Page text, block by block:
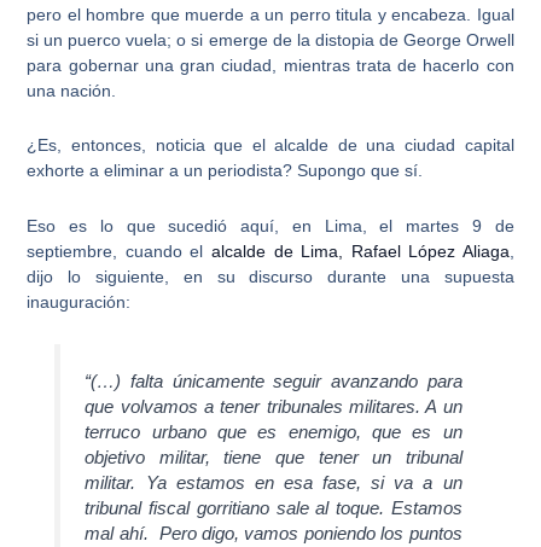
pero el hombre que muerde a un perro titula y encabeza. Igual
si un puerco vuela; o si emerge de la distopia de George Orwell
para gobernar una gran ciudad, mientras trata de hacerlo con
una nación.
¿Es, entonces, noticia que elalcalde de una ciudad capital
exhorte a eliminar a un periodista? Supongo que sí.
Eso es lo que sucedió aquí, en Lima, el martes 9 de
septiembre, cuando el alcalde de Lima, Rafael López Aliaga
dijo lo siguiente, en su discurso durante una supuesta
inauguración:
“(…) falta únicamente seguir avanzando para
que volvamos a tener tribunales militares. A un
terruco urbano que es enemigo, que es un
objetivo militar, tiene que tener un tribunal
militar. Ya estamos en esa fase, si va a un
tribunal fiscal gorritiano sale al toque. Estamos
mal ahí. Pero digo, vamos poniendo los puntos